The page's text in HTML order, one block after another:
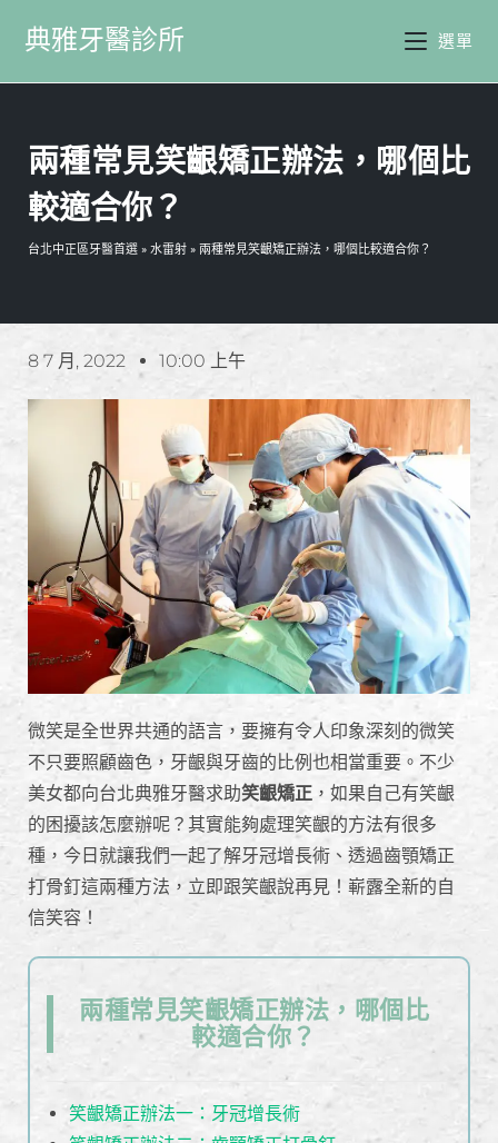
典雅牙醫診所 選單
兩種常見笑齦矯正辦法，哪個比
較適合你？
台北中正區牙醫首選 » 水雷射 » 兩種常見笑齦矯正辦法，哪個比較適合你？
8 7 月, 2022 10:00 上午
微笑是全世界共通的語言，要擁有令人印象深刻的微笑
不只要照顧齒色，牙齦與牙齒的比例也相當重要。不少
美女都向台北典雅牙醫求助笑齦矯正 ，如果自己有笑齦
的困擾該怎麼辦呢？其實能夠處理笑齦的方法有很多
種，今日就讓我們一起了解牙冠增長術、透過齒顎矯正
打骨釘這兩種方法，立即跟笑齦說再見！嶄露全新的自
信笑容！
兩種常見笑齦矯正辦法，哪個比
較適合你？
笑齦矯正辦法一：牙冠增長術